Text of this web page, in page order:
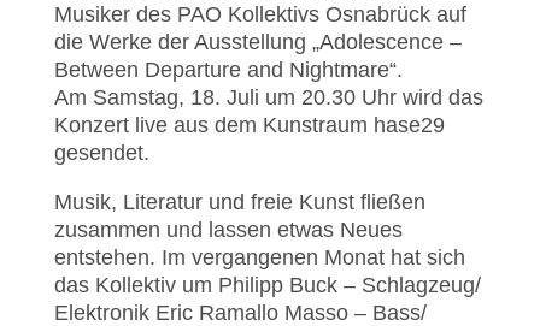
Musiker des PAO Kollektivs Osnabrück auf
die Werke der Ausstellung „Adolescence –
Between Departure and Nightmare“.
Am Samstag, 18. Juli um 20.30 Uhr wird das
Konzert live aus dem Kunstraum hase29
gesendet.
Musik, Literatur und freie Kunst fließen
zusammen und lassen etwas Neues
entstehen. Im vergangenen Monat hat sich
das Kollektiv um Philipp Buck – Schlagzeug/
Elektronik Eric Ramallo Masso – Bass/